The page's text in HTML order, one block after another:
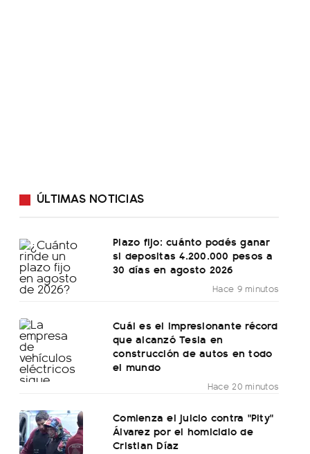
ÚLTIMAS NOTICIAS
Plazo fijo: cuánto podés ganar
si depositas 4.200.000 pesos a
30 días en agosto 2026
Hace 9 minutos
Cuál es el impresionante récord
que alcanzó Tesla en
construcción de autos en todo
el mundo
Hace 20 minutos
Comienza el juicio contra "Pity"
Álvarez por el homicidio de
Cristian Díaz